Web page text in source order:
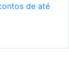
de até